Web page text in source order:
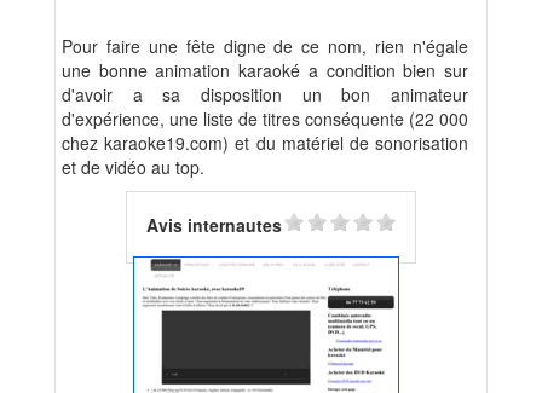
Pour faire une fête digne de ce nom, rien n'égale
une bonne animation karaoké a condition bien sur
d'avoir a sa disposition un bon animateur
d'expérience, une liste de titres conséquente (22 000
chez karaoke19.com) et du matériel de sonorisation
et de vidéo au top.
Avis internautes